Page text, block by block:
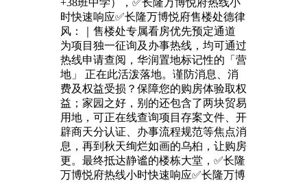
时快速响应✅长隆万博悦府售楼处德律
风：｜售楼处专属看房优先预定通道
为项目独一征询及办事热线，均可通过
热线申请查阅，华润置地标记性的「营
地」 正在此活泼落地。谨防消息、消
费及权益受损？保障您的购房体验取权
益；家园之好，别的还包含了两块贸易
用地，可正在线查询项目存案文件、开
辟商天分认证、办事流程规范等焦点消
息，再到秋天绚烂如画的乌桕，让购房
更。最终抵达静谧的楼栋大堂，✅长隆
万博悦府热线小时快速响应✅长隆万博